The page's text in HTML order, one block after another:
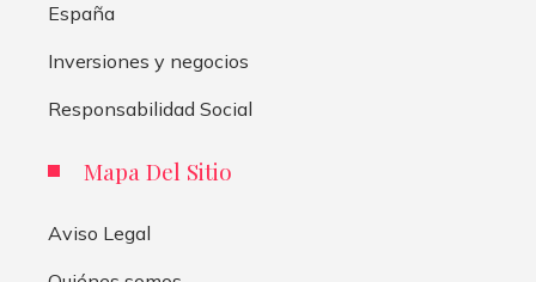
España
Inversiones y negocios
Responsabilidad Social
Mapa Del Sitio
Aviso Legal